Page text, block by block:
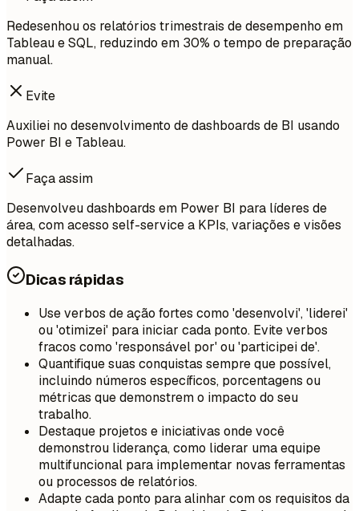
Redesenhou os relatórios trimestrais de desempenho em
Tableau e SQL, reduzindo em 30% o tempo de preparação
manual.
Evite
Auxiliei no desenvolvimento de dashboards de BI usando
Power BI e Tableau.
Faça assim
Desenvolveu dashboards em Power BI para líderes de
área, com acesso self-service a KPIs, variações e visões
detalhadas.
Dicas rápidas
Use verbos de ação fortes como 'desenvolvi', 'liderei'
ou 'otimizei' para iniciar cada ponto. Evite verbos
fracos como 'responsável por' ou 'participei de'.
Quantifique suas conquistas sempre que possível,
incluindo números específicos, porcentagens ou
métricas que demonstrem o impacto do seu
trabalho.
Destaque projetos e iniciativas onde você
demonstrou liderança, como liderar uma equipe
multifuncional para implementar novas ferramentas
ou processos de relatórios.
Adapte cada ponto para alinhar com os requisitos da